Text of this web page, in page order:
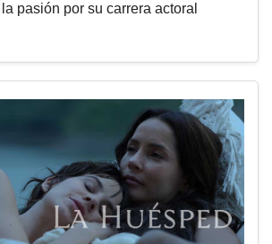
pasión por su carrera actoral